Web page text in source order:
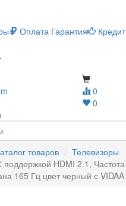
Оплата Гарантия Кредит
0
0
товаров
Телевизоры
HDMI 2.1, Частота
165 Гц цвет черный с VIDAA